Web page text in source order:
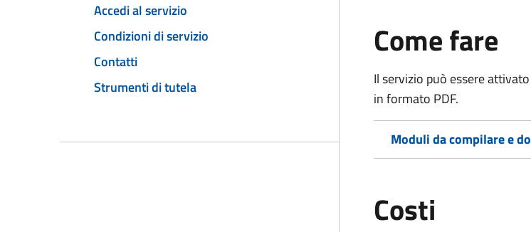
Accedi al servizio
Condizioni di servizio
Contatti
Strumenti di tutela
Come fare
Il servizio può essere
in formato PDF.
Moduli da compilare e
Costi